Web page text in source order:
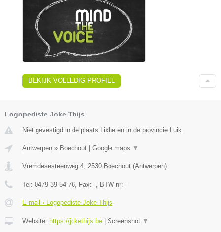
BEKIJK VOLLEDIG PROFIEL
Logopediste Joke Thijs
Niet gevestigd in de plaats Lixhe en in de provincie Luik.
Antwerpen » Boechout Google maps ▼
Vremdesesteenweg 4, 2530 Boechout (Antwerpen)
Tel: 0479 39 54 76, Fax: -, BTW-nr: -
E-mail › Logopediste Joke Thijs
Website: https://jokethijs.be Screenshot ▼